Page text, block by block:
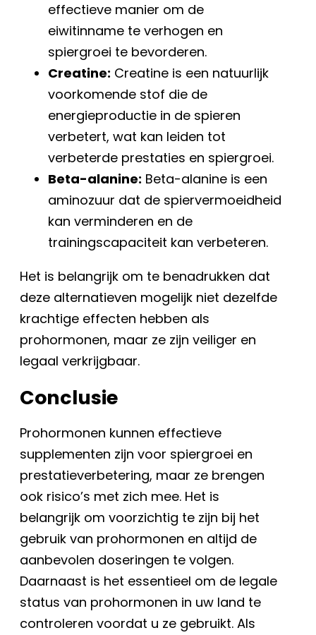
effectieve manier om de
eiwitinname te verhogen en
spiergroei te bevorderen.
Creatine: Creatine is een natuurlijk
voorkomende stof die de
energieproductie in de spieren
verbetert, wat kan leiden tot
verbeterde prestaties en spiergroei.
Beta-alanine: Beta-alanine is een
aminozuur dat de spiervermoeidheid
kan verminderen en de
trainingscapaciteit kan verbeteren.
Het is belangrijk om te benadrukken dat
deze alternatieven mogelijk niet dezelfde
krachtige effecten hebben als
prohormonen, maar ze zijn veiliger en
legaal verkrijgbaar.
Conclusie
Prohormonen kunnen effectieve
supplementen zijn voor spiergroei en
prestatieverbetering, maar ze brengen
ook risico’s met zich mee. Het is
belangrijk om voorzichtig te zijn bij het
gebruik van prohormonen en altijd de
aanbevolen doseringen te volgen.
Daarnaast is het essentieel om de legale
status van prohormonen in uw land te
controleren voordat u ze gebruikt. Als